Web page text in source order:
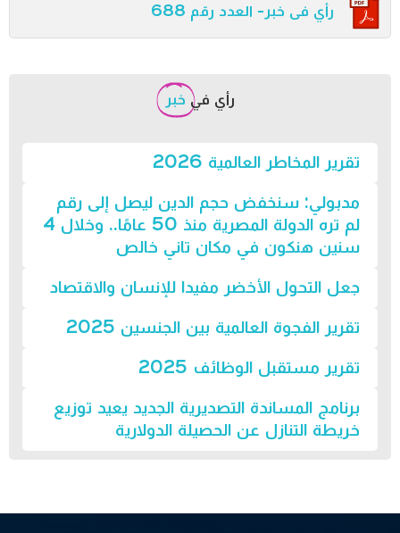
رأي فى خبر- العدد رقم 688
رأي في خبر
تقرير المخاطر العالمية 2026
مدبولي: سنخفض حجم الدين ليصل إلى رقم
لم تره الدولة المصرية منذ 50 عامًا.. وخلال 4
سنين هنكون في مكان تاني خالص
جعل التحول الأخضر مفيدا للإنسان والاقتصاد
تقرير الفجوة العالمية بين الجنسين 2025
تقرير مستقبل الوظائف 2025
برنامج المساندة التصديرية الجديد يعيد توزيع
خريطة التنازل عن الحصيلة الدولارية